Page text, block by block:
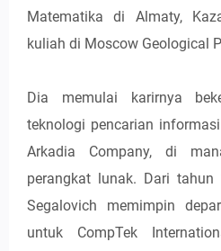
Matematika di Almaty,
kuliah di Moscow Geological
Dia memulai karirnya
teknologi pencarian
Arkadia Company, di
perangkat lunak. Dari
Segalovich memimpin
untuk CompTek